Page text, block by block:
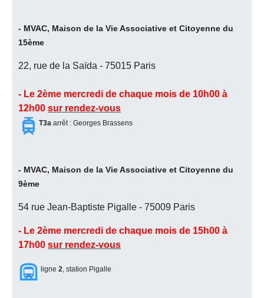
- MVAC, Maison de la Vie Associative et Citoyenne du
15ème
22, rue de la Saïda - 75015 Paris
- Le 2ème mercredi de chaque mois de 10h00 à
12h00 sur rendez-vous
T3a arrêt : Georges Brassens
- MVAC, Maison de la Vie Associative et Citoyenne du
9ème
54 rue Jean-Baptiste Pigalle - 75009 Paris
- Le 2ème mercredi de chaque mois de 15h00 à
17h00 sur rendez-vous
ligne 2, station Pigalle